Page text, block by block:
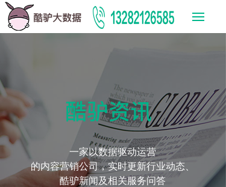
一家以数据驱动运营
的内容营销公司，实时更新行业动态、
酷驴新闻及相关服务问答
酷驴资讯